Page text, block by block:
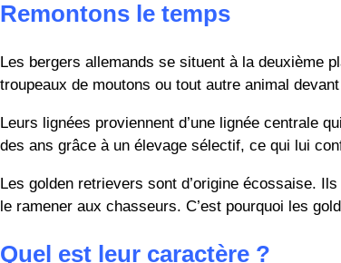
Remontons le temps
Les bergers allemands se situent à la deuxième
troupeaux de moutons ou tout autre animal
Leurs lignées proviennent d’une lignée centrale
des ans grâce à un élevage sélectif, ce qui lui
Les golden retrievers sont d’origine écossaise.
le ramener aux chasseurs. C’est pourquoi les
Quel est leur caractère ?